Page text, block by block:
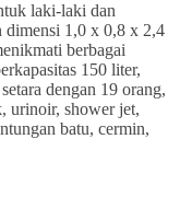
laki-laki dan
1,0 x 0,8 x 2,4
berbagai
150 liter,
dengan 19 orang,
urinoir, shower jet,
batu, cermin,